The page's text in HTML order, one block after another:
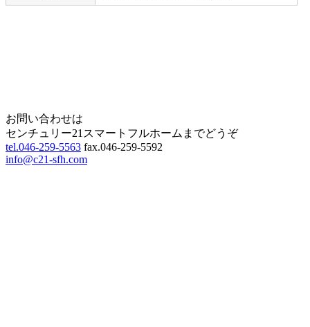
お問い合わせは
センチュリー21スマートフルホームまでどうぞ
tel.046-259-5563 fax.046-259-5592
info@c21-sfh.com